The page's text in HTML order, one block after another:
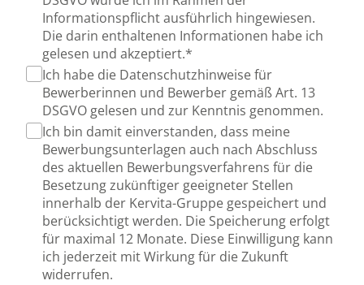
Informationspflicht ausführlich hingewiesen.
Die darin enthaltenen Informationen habe ich
gelesen und akzeptiert.*
Ich habe die Datenschutzhinweise für
Bewerberinnen und Bewerber gemäß Art. 13
DSGVO gelesen und zur Kenntnis genommen.
Ich bin damit einverstanden, dass meine
Bewerbungsunterlagen auch nach Abschluss
des aktuellen Bewerbungsverfahrens für die
Besetzung zukünftiger geeigneter Stellen
innerhalb der Kervita-Gruppe gespeichert und
berücksichtigt werden. Die Speicherung erfolgt
für maximal 12 Monate. Diese Einwilligung kann
ich jederzeit mit Wirkung für die Zukunft
widerrufen.